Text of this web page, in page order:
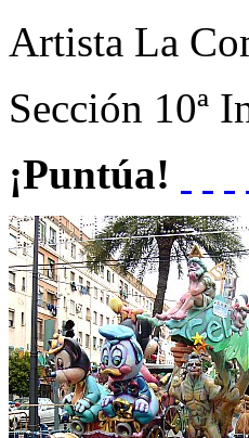
Artista La
Sección 10ª
¡Puntúa!